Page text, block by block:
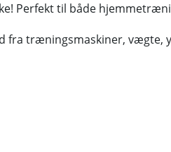
Perfekt til både
fra træningsmaskiner, vægte,